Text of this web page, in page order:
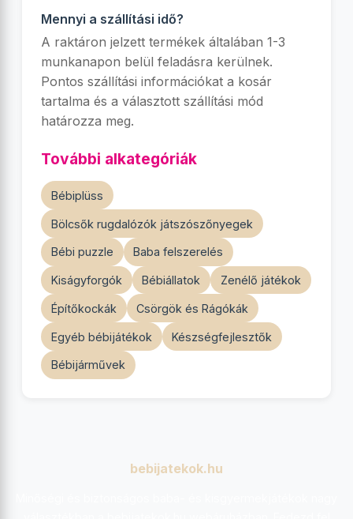
Mennyi a szállítási idő?
A raktáron jelzett termékek általában 1-3
munkanapon belül feladásra kerülnek.
Pontos szállítási információkat a kosár
tartalma és a választott szállítási mód
határozza meg.
További alkategóriák
Bébiplüss
Bölcsők rugdalózók játszószőnyegek
Bébi puzzle Baba felszerelés
Kiságyforgók Bébiállatok Zenélő játékok
Építőkockák Csörgök és Rágókák
Egyéb bébijátékok Készségfejlesztők
Bébijárművek
bebijatekok.hu